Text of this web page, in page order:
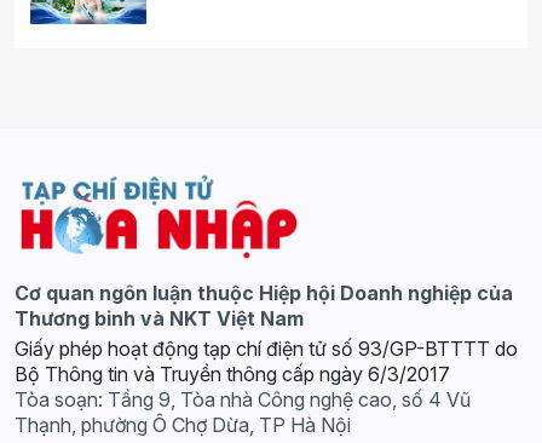
Cơ quan ngôn luận thuộc Hiệp hội Doanh nghiệp của
Thương binh và NKT Việt Nam
Giấy phép hoạt động tạp chí điện tử số 93/GP-BTTTT do
Bộ Thông tin và Truyền thông cấp ngày 6/3/2017
Tòa soạn: Tầng 9, Tòa nhà Công nghệ cao, số 4 Vũ
Thạnh, phường Ô Chợ Dừa, TP Hà Nội